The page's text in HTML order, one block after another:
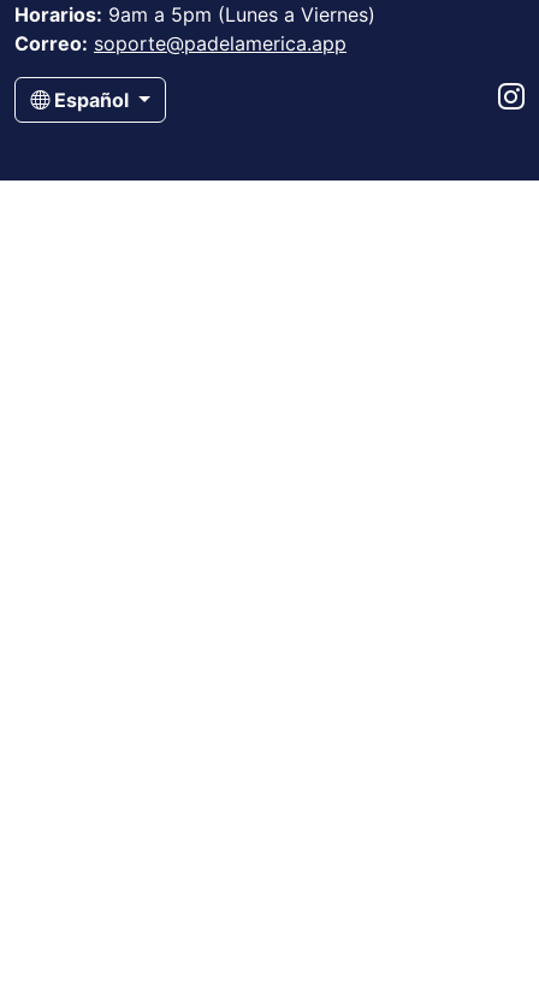
Horarios: 9am a 5pm (Lunes a Viernes)
Correo: soporte@padelamerica.app
Español